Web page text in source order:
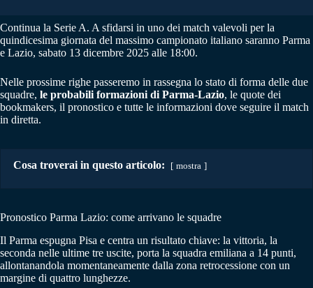
Continua la Serie A. A sfidarsi in uno dei match valevoli per la
quindicesima giornata del massimo campionato italiano saranno Parma
e Lazio, sabato 13 dicembre 2025 alle 18:00.
Nelle prossime righe passeremo in rassegna lo stato di forma delle due
squadre, le probabili formazioni di Parma-Lazio, le quote dei
bookmakers, il pronostico e tutte le informazioni dove seguire il match
in diretta.
Cosa troverai in questo articolo: mostra
Pronostico Parma Lazio: come arrivano le squadre
Il Parma espugna Pisa e centra un risultato chiave: la vittoria, la
seconda nelle ultime tre uscite, porta la squadra emiliana a 14 punti,
allontanandola momentaneamente dalla zona retrocessione con un
margine di quattro lunghezze.